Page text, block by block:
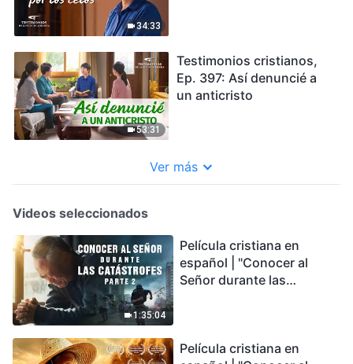
34:33
53:31
Testimonios cristianos,
Ep. 397: Así denuncié a
un anticristo
Ver más
Videos seleccionados
1:35:04
Película cristiana en
español | "Conocer al
Señor durante las
podemos sobrevivir?
Película cristiana en